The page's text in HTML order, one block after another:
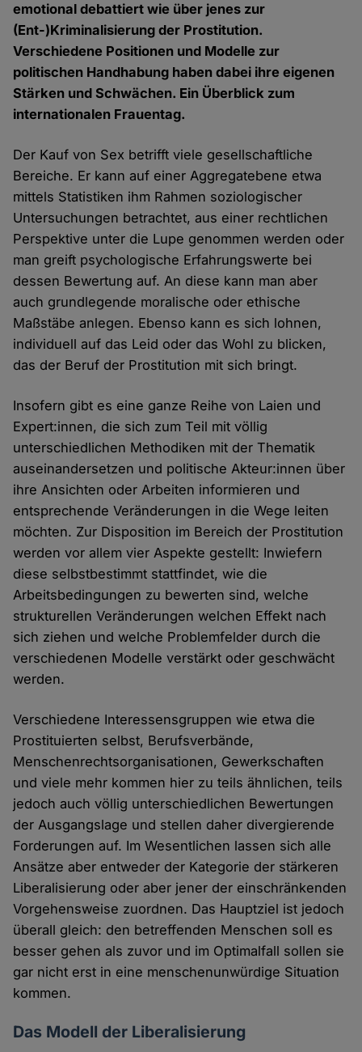
emotional debattiert wie über jenes zur
(Ent-)Kriminalisierung der Prostitution.
Verschiedene Positionen und Modelle zur
politischen Handhabung haben dabei ihre eigenen
Stärken und Schwächen. Ein Überblick zum
internationalen Frauentag.
Der Kauf von Sex betrifft viele gesellschaftliche
Bereiche. Er kann auf einer Aggregatebene etwa
mittels Statistiken ihm Rahmen soziologischer
Untersuchungen betrachtet, aus einer rechtlichen
Perspektive unter die Lupe genommen werden oder
man greift psychologische Erfahrungswerte bei
dessen Bewertung auf. An diese kann man aber
auch grundlegende moralische oder ethische
Maßstäbe anlegen. Ebenso kann es sich lohnen,
individuell auf das Leid oder das Wohl zu blicken,
das der Beruf der Prostitution mit sich bringt.
Insofern gibt es eine ganze Reihe von Laien und
Expert:innen, die sich zum Teil mit völlig
unterschiedlichen Methodiken mit der Thematik
auseinandersetzen und politische Akteur:innen über
ihre Ansichten oder Arbeiten informieren und
entsprechende Veränderungen in die Wege leiten
möchten. Zur Disposition im Bereich der Prostitution
werden vor allem vier Aspekte gestellt: Inwiefern
diese selbstbestimmt stattfindet, wie die
Arbeitsbedingungen zu bewerten sind, welche
strukturellen Veränderungen welchen Effekt nach
sich ziehen und welche Problemfelder durch die
verschiedenen Modelle verstärkt oder geschwächt
werden.
Verschiedene Interessensgruppen wie etwa die
Prostituierten selbst, Berufsverbände,
Menschenrechtsorganisationen, Gewerkschaften
und viele mehr kommen hier zu teils ähnlichen, teils
jedoch auch völlig unterschiedlichen Bewertungen
der Ausgangslage und stellen daher divergierende
Forderungen auf. Im Wesentlichen lassen sich alle
Ansätze aber entweder der Kategorie der stärkeren
Liberalisierung oder aber jener der einschränkenden
Vorgehensweise zuordnen. Das Hauptziel ist jedoch
überall gleich: den betreffenden Menschen soll es
besser gehen als zuvor und im Optimalfall sollen sie
gar nicht erst in eine menschenunwürdige Situation
kommen.
Das Modell der Liberalisierung